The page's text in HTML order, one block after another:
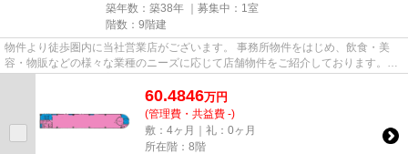
築年数：築38年 ｜募集中： 1室
階数：9階建
物件より徒歩圏内に当社営業店がございます。 事務所物件をはじめ、飲食・美
容・物販などの様々な業種のニーズに応じて店舗物件をご紹介しております。
尚、弊社ではおとり広告は一切...
60.4846万円
(管理費・共益費 -)
敷：4ヶ月｜礼：0ヶ月
所在階：8階